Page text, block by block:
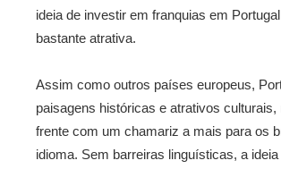
ideia de investir em franquias em
bastante atrativa.
Assim como outros países europeus,
paisagens históricas e atrativos culturais,
frente com um chamariz a mais para os
idioma. Sem barreiras linguísticas, a